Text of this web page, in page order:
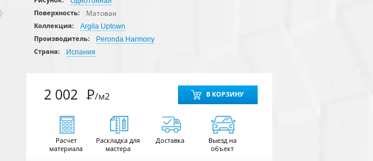
Поверхность:
Матовая
Коллекция:
Argila Uptown
Производитель:
Peronda Harmony
Страна:
Испания
2 002 Р/м2 В КОРЗИНУ
Расчет
материала
Раскладка для
мастера
Доставка
Выезд на
объект